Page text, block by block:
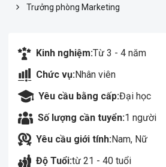
Trưởng phòng Marketing
Kinh nghiệm:Từ 3 - 4 năm
Chức vụ:Nhân viên
Yêu cầu bằng cấp:Đại học
Số lượng cần tuyển:1 người
Yêu cầu giới tính:Nam, Nữ
Độ Tuổi:từ 21 - 40 tuổi